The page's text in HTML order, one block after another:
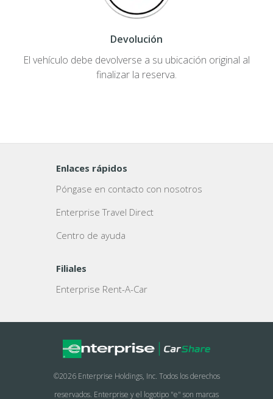
Devolución
El vehículo debe devolverse a su ubicación original al
finalizar la reserva.
Enlaces rápidos
Póngase en contacto con nosotros
Enterprise Travel Direct
Centro de ayuda
Filiales
Enterprise Rent-A-Car
©2026 Enterprise Holdings, Inc. Todos los derechos
reservados. Enterprise y el logotipo "e" son marcas